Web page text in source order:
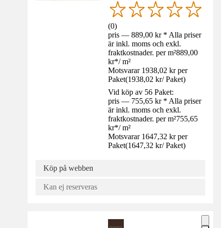
(0)
pris — 889,00 kr * Alla priser
är inkl. moms och exkl.
fraktkostnader. per m²889,00
kr*/ m²
Motsvarar 1938,02 kr per
Paket(1938,02 kr/ Paket)
Vid köp av 56 Paket:
pris — 755,65 kr * Alla priser
är inkl. moms och exkl.
fraktkostnader. per m²755,65
kr*/ m²
Motsvarar 1647,32 kr per
Paket(1647,32 kr/ Paket)
Köp på webben
Kan ej reserveras